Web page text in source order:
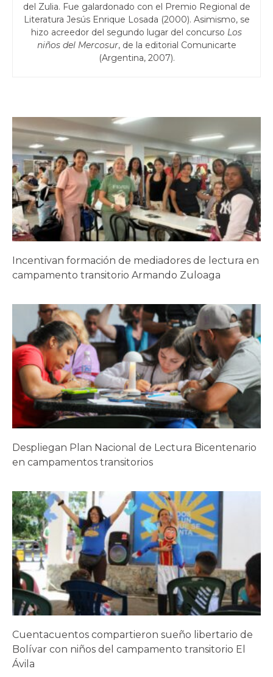
del Zulia. Fue galardonado con el Premio Regional de
Literatura Jesús Enrique Losada (2000). Asimismo, se
hizo acreedor del segundo lugar del concurso Los
niños del Mercosur, de la editorial Comunicarte
(Argentina, 2007).
Incentivan formación de mediadores de lectura en
campamento transitorio Armando Zuloaga
Despliegan Plan Nacional de Lectura Bicentenario
en campamentos transitorios
Cuentacuentos compartieron sueño libertario de
Bolívar con niños del campamento transitorio El
Ávila